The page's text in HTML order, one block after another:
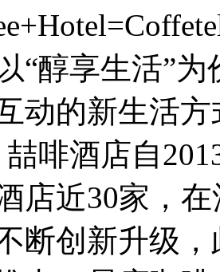
“醇享生活”
动的新生活
喆啡酒店自
店近30家，
断创新升级